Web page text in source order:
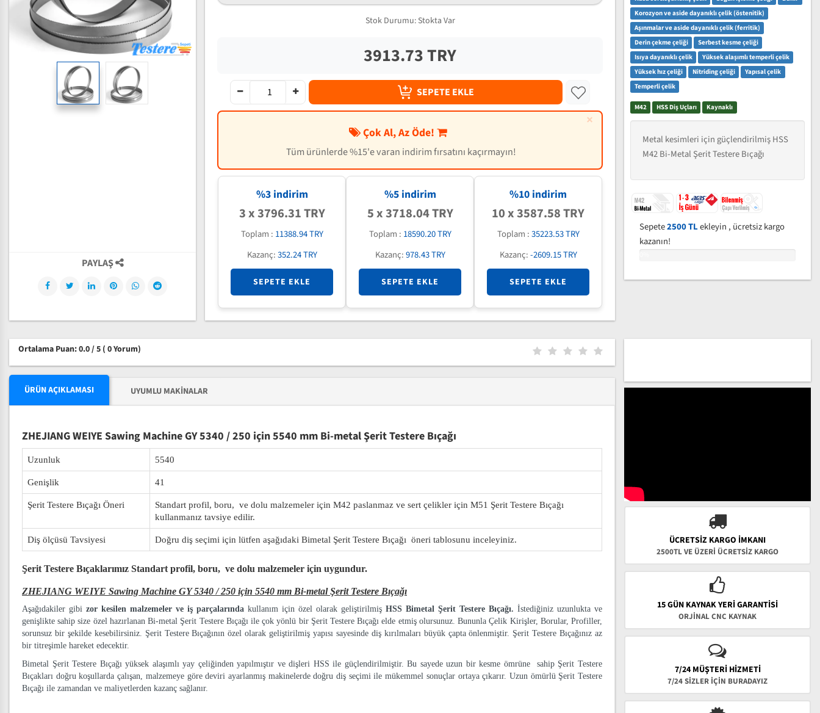
Stok Durumu: Stokta Var
3913.73 TRY
SEPETE EKLE
×
Çok Al, Az Öde!
Tüm ürünlerde %15'e varan indirim fırsatını kaçırmayın!
%3 indirim
3 x 3796.31 TRY
Toplam : 11388.94 TRY
Kazanç:352.24 TRY
SEPETE EKLE
%5 indirim
5 x 3718.04 TRY
Toplam : 18590.20 TRY
Kazanç:978.43 TRY
SEPETE EKLE
%10 indirim
10 x 3587.58 TRY
Toplam :35223.53 TRY
Kazanç:-2609.15 TRY
SEPETE EKLE
PAYLAŞ
Korozyon ve aside dayanıklı çelik (östenitik)
Aşınmalar ve aside dayanıklı çelik (ferritik)
Derin çekme çeliği
Serbest kesme çeliği
Isıya dayanıklı çelik
Yüksek alaşımlı temperli çelik
Yüksek hız çeliği
Nitriding çeliği
Yapısal çelik
Temperli çelik
M42 HSS Diş Uçları Kaynaklı
Metal kesimleri için güçlendirilmiş HSS
M42 Bi-Metal Şerit Testere Bıçağı
Sepete2500 TLekleyin , ücretsiz kargo
kazanın!
Ortalama Puan: 0.0 / 5 ( 0 Yorum)
ÜRÜN AÇIKLAMASI UYUMLU MAKINALAR
ZHEJIANG WEIYE Sawing Machine GY 5340 / 250 için 5540 mm Bi-metal Şerit Testere Bıçağı
Uzunluk 5540
Genişlik 41
Şerit Testere Bıçağı Öneri
Standart profil, boru, ve dolu malzemeler için M42 paslanmaz ve sert çelikler için M51 Şerit Testere Bıçağı
kullanmanız tavsiye edilir.
Diş ölçüsü Tavsiyesi Doğru diş seçimi için lütfen aşağıdaki Bimetal Şerit Testere Bıçağı öneri tablosunu inceleyiniz.
Şerit Testere Bıçaklarımız Standart profil, boru, ve dolu malzemeler için uygundur.
ZHEJIANG WEIYE Sawing Machine GY 5340 / 250 için 5540 mm Bi-metal Şerit Testere Bıçağı
Aşağıdakiler gibi zor kesilen malzemeler ve iş parçalarında kullanım için özel olarak geliştirilmiş HSS Bimetal Şerit Testere Bıçağı. İstediğiniz uzunlukta ve
genişlikte sahip size özel hazırlanan Bi-metal Şerit Testere Bıçağı ile çok yönlü bir Şerit Testere Bıçağı elde etmiş olursunuz. Bununla Çelik Kirişler, Borular, Profiller,
sorunsuz bir şekilde kesebilirsiniz. Şerit Testere Bıçağının özel olarak geliştirilmiş yapısı sayesinde diş kırılmaları büyük çapta önlenmiştir. Şerit Testere Bıçağınız az
bir titreşimle hareket edecektir.
Bimetal Şerit Testere Bıçağı yüksek alaşımlı yay çeliğinden yapılmıştır ve dişleri HSS ile güçlendirilmiştir. Bu sayede uzun bir kesme ömrüne sahip Şerit Testere
Bıçakları doğru koşullarda çalışan, malzemeye göre deviri ayarlanmış makinelerde doğru diş seçimi ile mükemmel sonuçlar ortaya çıkarır. Uzun ömürlü Şerit Testere
Bıçağı ile zamandan ve maliyetlerden kazanç sağlanır.
ÜCRETSIZ KARGO İMKANI
2500TL VE ÜZERİ ÜCRETSİZ KARGO
15 GÜN KAYNAK YERI GARANTISI
ORJİNAL CNC KAYNAK
7/24 MÜŞTERİ HİZMETİ
7/24 SİZLER İÇİN BURADAYIZ